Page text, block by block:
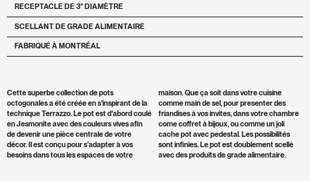
Cette superbe collection de pots
octogonales a été créée en s'inspirant de la
technique Terrazzo. Le pot est d'abord coulé
en Jesmonite avec des couleurs vives afin
de devenir une pièce centrale de votre
décor. Il est conçu pour s'adapter à vos
besoins dans tous les espaces de votre
maison. Que ça soit dans votre cuisine
comme main de sel, pour presenter des
friandises à vos invites, dans votre chambre
come coffret à bijoux, ou comme un joli
cache pot avec pedestal. Les possibilités
sont infinies. Le pot est doublement scellé
avec des produits de grade alimentaire.
RECEPTACLE DE 3" DIAMÈTRE
SCELLANT DE GRADE ALIMENTAIRE
FABRIQUÉ À MONTRÉAL